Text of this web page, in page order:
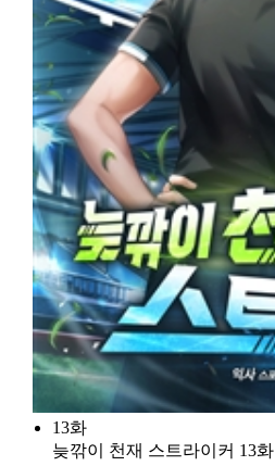
13화
늦깎이 천재 스트라이커 13화